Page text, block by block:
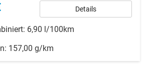
Details
6,90 l/100km
157,00 g/km